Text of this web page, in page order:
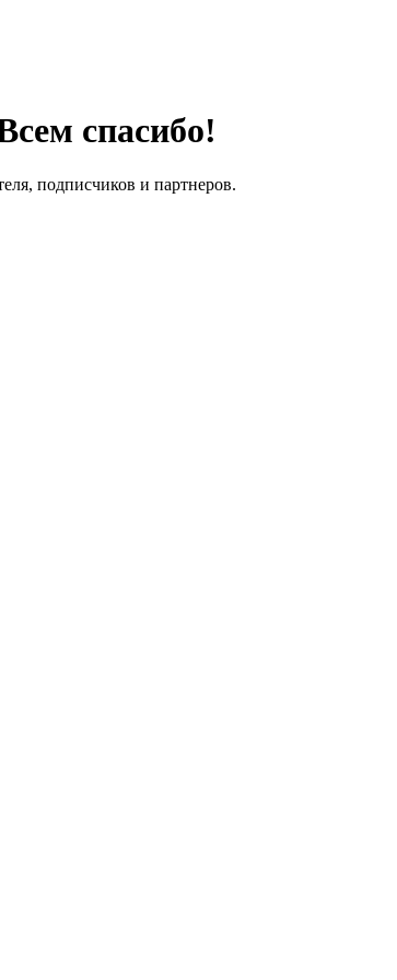
спасибо!
подписчиков и партнеров.